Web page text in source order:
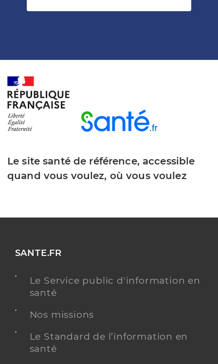
Le site santé de référence, accessible
quand vous voulez, où vous voulez
SANTE.FR
Le Service public d'information en
santé
Nos missions
Le Standard de l’information en
santé